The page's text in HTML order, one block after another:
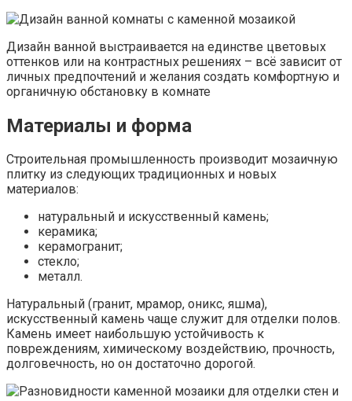
Дизайн ванной выстраивается на единстве цветовых
оттенков или на контрастных решениях – всё зависит от
личных предпочтений и желания создать комфортную и
органичную обстановку в комнате
Материалы и форма
Строительная промышленность производит мозаичную
плитку из следующих традиционных и новых
материалов:
натуральный и искусственный камень;
керамика;
керамогранит;
стекло;
металл.
Натуральный (гранит, мрамор, оникс, яшма),
искусственный камень чаще служит для отделки полов.
Камень имеет наибольшую устойчивость к
повреждениям, химическому воздействию, прочность,
долговечность, но он достаточно дорогой.